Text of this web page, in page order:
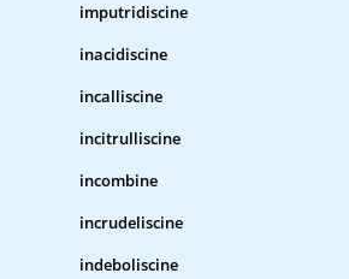
imputridiscine
inacidiscine
incalliscine
incitrulliscine
incombine
incrudeliscine
indeboliscine